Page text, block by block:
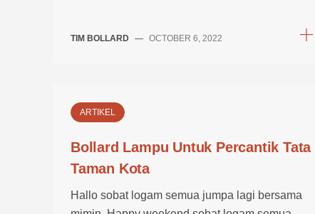
TIM BOLLARD — OCTOBER 6, 2022
ARTIKEL
Bollard Lampu Untuk Percantik Tata
Taman Kota
Hallo sobat logam semua jumpa lagi bersama